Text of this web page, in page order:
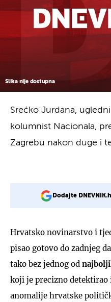
Slika nije dostupna
Srećko Jurdana,
kolumnist Nacionala,
Zagrebu nakon duge i
Dodajte
Hrvatsko novinarstvo i
pisao gotovo do zadnjeg
tako bez jednog od
koji je precizno detektirao
anomalije hrvatske